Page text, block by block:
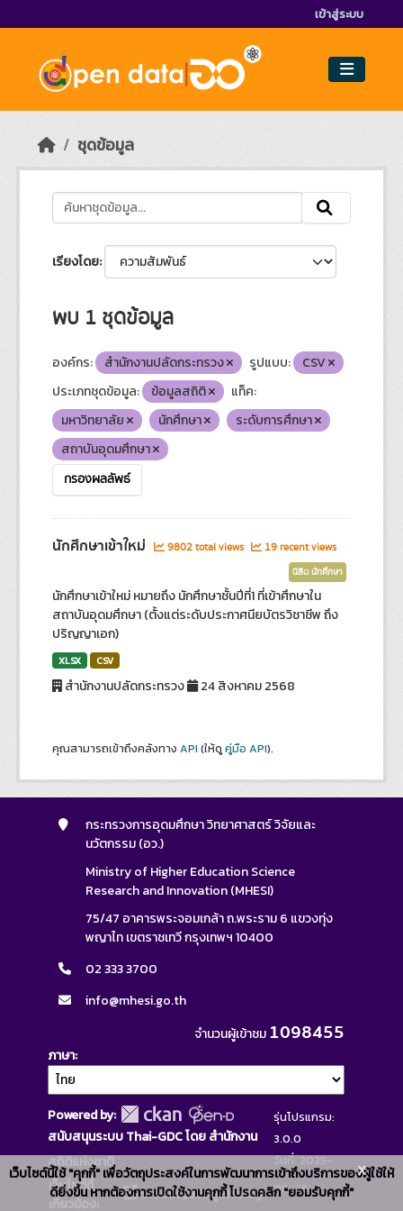
เข้าสู่ระบบ
ชุดข้อมูล
เรียงโดย
พบ 1 ชุดข้อมูล
องค์กร: สำนักงานปลัดกระทรวง รูปแบบ:
CSV
ประเภทชุดข้อมูล:
ข้อมูลสถิติ
แท็ค:
มหาวิทยาลัย
นักศึกษา
ระดับการศึกษา
สถาบันอุดมศึกษา
กรองผลลัพธ์
นักศึกษาเข้าใหม่ 9802 total views 19 recent views
นิสิต นักศึกษา
นักศึกษาเข้าใหม่ หมายถึง นักศึกษาชั้นปีที่1 ที่เข้าศึกษาใน
สถาบันอุดมศึกษา (ตั้งแต่ระดับประกาศนียบัตรวิชาชีพ ถึง
ปริญญาเอก)
XLSX CSV
สำนักงานปลัดกระทรวง 24 สิงหาคม 2568
คุณสามารถเข้าถึงคลังทางAPI (ให้ดูคู่มือ API).
กระทรวงการอุดมศึกษา วิทยาศาสตร์ วิจัยและ
นวัตกรรม (อว.)
Ministry of Higher Education Science
Research and Innovation (MHESI)
75/47 อาคารพระจอมเกล้า ถ.พระราม 6 แขวงทุ่ง
พญาไท เขตราชเทวี กรุงเทพฯ 10400
02 333 3700
info@mhesi.go.th
จำนวนผู้เข้าชม1098455
ภาษา
Powered by:
สนับสนุนระบบ Thai-GDC โดย สำนักงาน
สถิติแห่งชาติ
เว็บไซต์ที่
เกี่ยวข้อง:
ระบบบัญชีข้อมูลภาครัฐ
รุ่นโปรแกรม:
3.0.0
วันที่: 2025-
06-26
เว็บไซต์นี้ใช้ "คุกกี้" เพื่อวัตถุประสงค์ในการพัฒนาการเข้าถึงบริการของผู้ใช้ให้
ดียิ่งขึ้น หากต้องการเปิดใช้งานคุกกี้ โปรดคลิก "ยอมรับคุกกี้"
x